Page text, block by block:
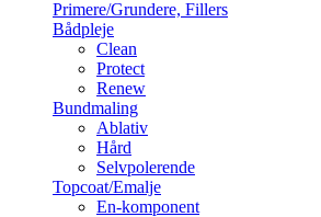
Primere/Grundere, Fillers
Bådpleje
Clean
Protect
Renew
Bundmaling
Ablativ
Hård
Selvpolerende
Topcoat/Emalje
En-komponent